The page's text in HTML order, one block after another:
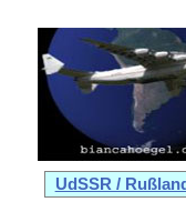
UdSSR / Rußland